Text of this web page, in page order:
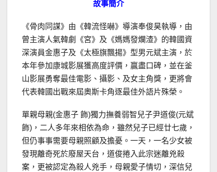
故事簡介
《骨肉同謀》由《韓流怪嚇》導演奉俊昊執導，由
曾主演人氣韓劇《宮》及《媽媽發爛渣》的韓國資
深演員金惠子及《太極旗飄揚》型男元斌主演，於
本年參加康城影展獲高度評價，贏盡口碑，並在釜
山影展勇奪最佳電影、攝影、及女主角獎，更將會
代表韓國出戰來屆奧斯卡角逐最佳外語片殊榮。
單親母親(金惠子 飾)獨力撫養弱智兒子尹道俊(元斌
飾)，二人多年來相依為命，雖然兒子已經廿七歲，
但仍事事需要母親照顧及擔憂。一天，一名少女被
發現離奇死於廢屋天台，道俊捲入此宗迷離兇殺
案，更被認定為殺人兇手，母親愛子情切，深信兒